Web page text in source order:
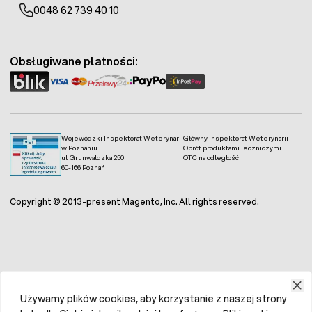
mineralne, oleje i tłuszcze (olej lniany 0,2%),
Karma RAFI z indykiem, borówką i żurawiną-
(mięso z indyka 4%), owoce (borówka
amerykańska 2%, żurawina 2%), substancje
mineralne, oleje i tłuszcze (olej lniany 0,2%),
tymianek suszony 0,01%.
0048 62 739 40 10
Wojewódzki Inspektorat Weterynarii
w Poznaniu
ul. Grunwaldzka 250
60-166 Poznań
Główny Inspektorat Weterynarii
Obrót produktami leczniczymi
OTC na odległość
Obsługiwane płatności:
Copyright © 2013-present Magento, Inc. All rights reserved.
Używamy plików cookies, aby korzystanie z naszej strony